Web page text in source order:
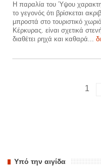
Η παραλία του Ύψου
το γεγονός ότι βρίσκεται
μπροστά στο τουριστικό
Κέρκυρας. είναι σχετικά
διαθέτει ρηχά και καθαρά...
1
Υπό την αιγίδα